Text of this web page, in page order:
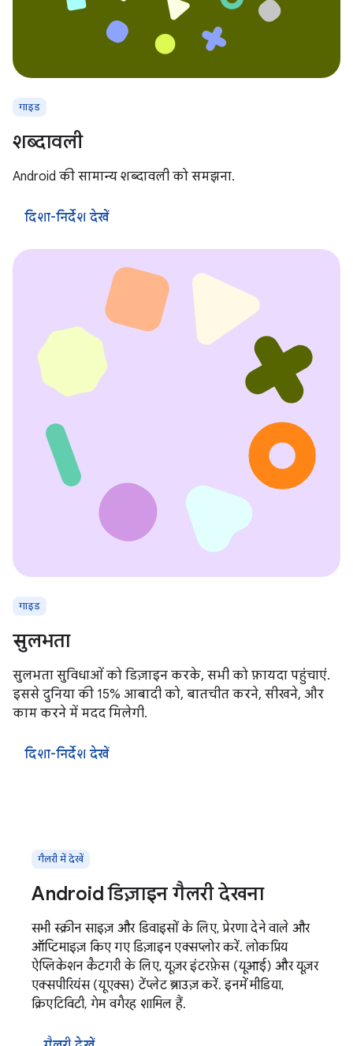
गाइड
शब्दावली
Android की सामान्य शब्दावली को समझना.
दिशा-निर्देश देखें
गाइड
सुलभता
सुलभता सुविधाओं को डिज़ाइन करके, सभी को फ़ायदा पहुंचाएं.
इससे दुनिया की 15% आबादी को, बातचीत करने, सीखने, और
काम करने में मदद मिलेगी.
दिशा-निर्देश देखें
गैलरी में देखें
Android डिज़ाइन गैलरी देखना
सभी स्क्रीन साइज़ और डिवाइसों के लिए, प्रेरणा देने वाले और
ऑप्टिमाइज़ किए गए डिज़ाइन एक्सप्लोर करें. लोकप्रिय
ऐप्लिकेशन कैटगरी के लिए, यूज़र इंटरफ़ेस (यूआई) और यूज़र
एक्सपीरियंस (यूएक्स) टेंप्लेट ब्राउज़ करें. इनमें मीडिया,
क्रिएटिविटी, गेम वगैरह शामिल हैं.